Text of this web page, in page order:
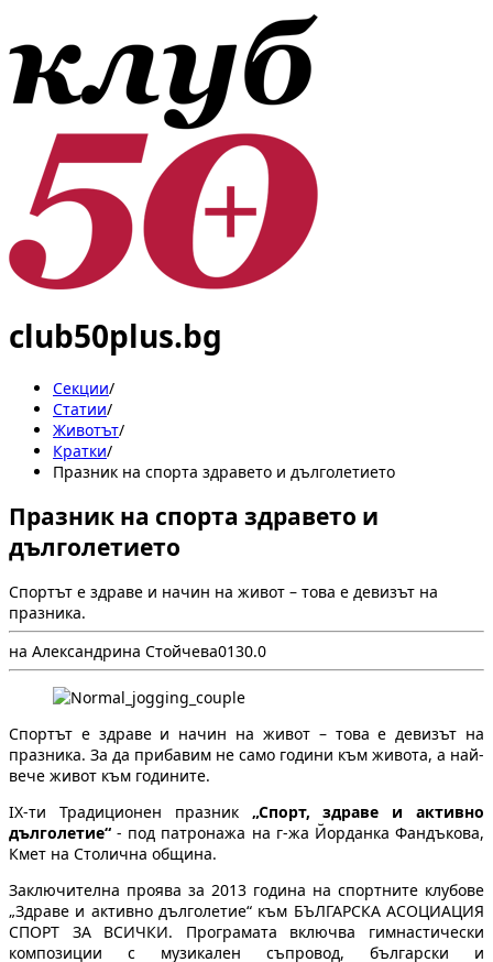
club50plus.bg
Секции/
Статии/
Животът/
Кратки/
Празник на спорта здравето и дълголетието
Празник на спорта здравето и
дълголетието
Спортът е здраве и начин на живот – това е девизът на
празника.
на Александрина Стойчева0130.0
Спортът е здраве и начин на живот – това е девизът на
празника. За да прибавим не само години към живота, а най-
вече живот към годините.
IX-ти Традиционен празник „Спорт, здраве и активно
дълголетие“- под патронажа на г-жа Йорданка Фандъкова,
Кмет на Столична община.
Заключителна проява за 2013 година на спортните клубове
„Здраве и активно дълголетие“ към БЪЛГАРСКА АСОЦИАЦИЯ
СПОРТ ЗА ВСИЧКИ. Програмата включва гимнастически
композиции с музикален съпровод, български и